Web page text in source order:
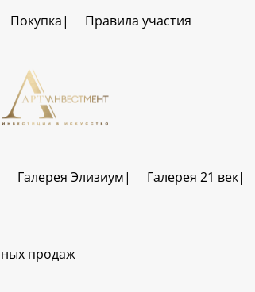
Покупка Правила участия
Галерея Элизиум Галерея 21 век
продаж